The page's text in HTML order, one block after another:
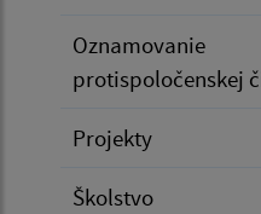
Oznamovanie
protispoločenskej
Projekty
Školstvo